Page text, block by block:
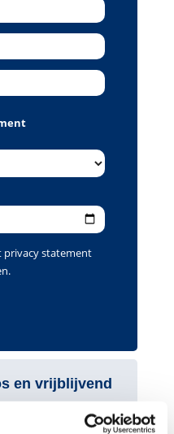
privacy statement
.
en vrijblijvend
50